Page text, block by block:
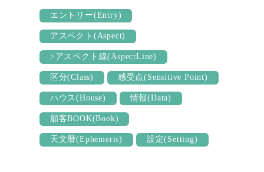
ok r
es
t
bl
r
エントリー(Entry)
アスペクト(Aspect)
>アスペクト線(AspectLine)
区分(Class) 感受点(Sensitive Point)
ハウス(House) 情報(Data)
顧客BOOK(Book)
天文暦(Ephemeris) 設定(Setting)